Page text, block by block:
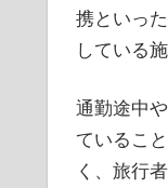
携といっ
している
通勤途中
ているこ
く、旅行